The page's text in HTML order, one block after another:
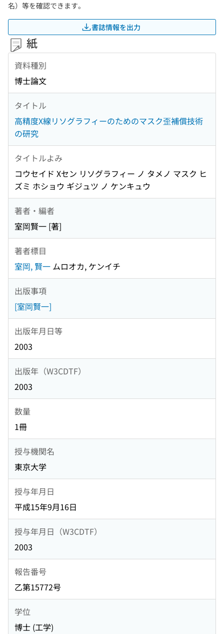
名）等を確認できます。
書誌情報を出力
紙
資料種別
博士論文
タイトル
高精度X線リソグラフィーのためのマスク歪補償技術
の研究
タイトルよみ
コウセイド Xセン リソグラフィー ノ タメノ マスク ヒ
ズミ ホショウ ギジュツ ノ ケンキュウ
著者・編者
室岡賢一 [著]
著者標目
室岡, 賢一 ムロオカ, ケンイチ
出版事項
[室岡賢一]
出版年月日等
2003
出版年（W3CDTF）
2003
数量
1冊
授与機関名
東京大学
授与年月日
平成15年9月16日
授与年月日（W3CDTF）
2003
報告番号
乙第15772号
学位
博士 (工学)